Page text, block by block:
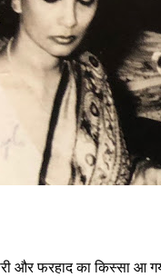
और फरहाद का किस्सा आ